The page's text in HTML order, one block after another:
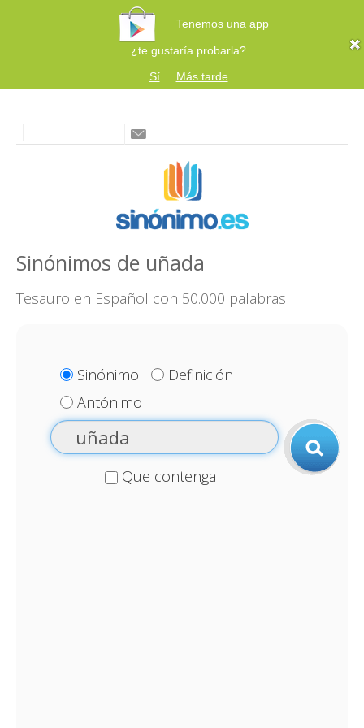
Tenemos una app
¿te gustaría probarla?
Sí
Más tarde
Sinónimos de uñada
Tesauro en Español con 50.000 palabras
Sinónimo
Definición
Antónimo
Que contenga